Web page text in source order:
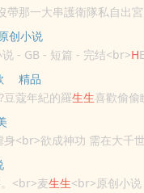
帶那一大串護衛隊私自出
出宮的。<br>有人會說，
创小说
- GB - 短篇 - 完结<br>H
到了一个独属自己的
精品
蔻年紀的羅生生 喜歡偷
他換了新名程念樟。給他
<br>欲成神功 需在大千
八十一胎 方能神功大成。
<br>麦生生<br>原创小